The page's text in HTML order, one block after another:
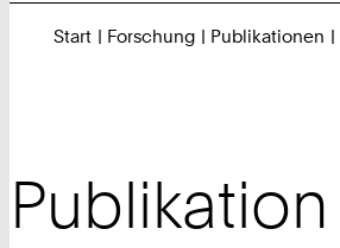
Start Forschung Publikationen
Publikation